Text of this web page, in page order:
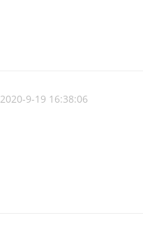
2020-9-19 16:38:06